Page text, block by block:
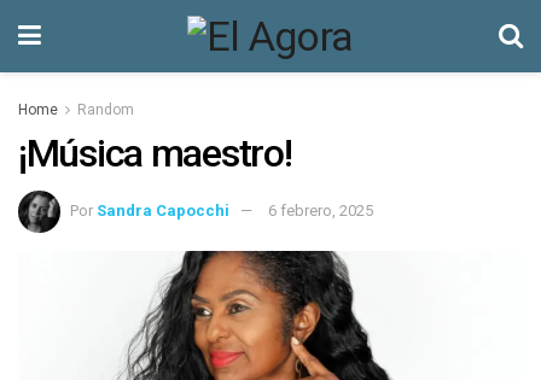
Home Random
¡Música maestro!
Por Sandra Capocchi 6 febrero, 2025